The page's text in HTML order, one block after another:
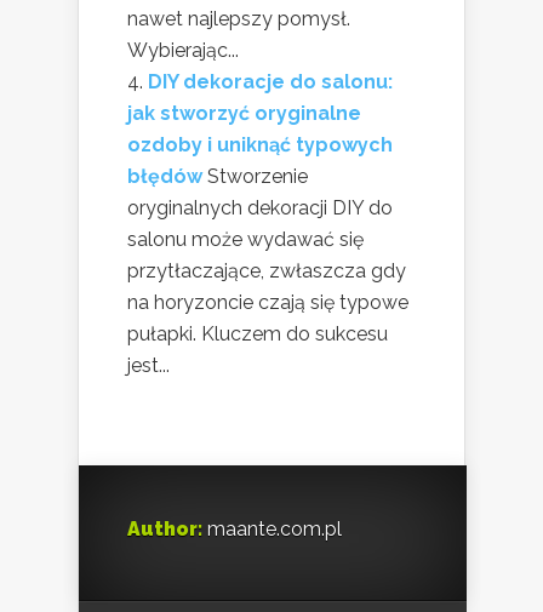
nawet najlepszy pomysł.
Wybierając...
DIY dekoracje do salonu:
jak stworzyć oryginalne
ozdoby i uniknąć typowych
błędów Stworzenie
oryginalnych dekoracji DIY do
salonu może wydawać się
przytłaczające, zwłaszcza gdy
na horyzoncie czają się typowe
pułapki. Kluczem do sukcesu
jest...
Author: maante.com.pl